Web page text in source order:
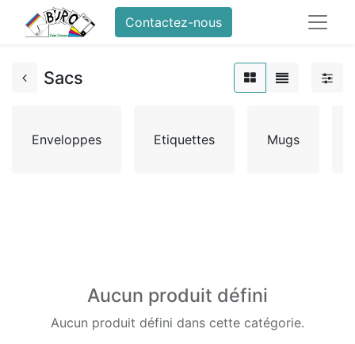
Contactez-nous
Sacs
Enveloppes Etiquettes Mugs
Aucun produit défini
Aucun produit défini dans cette catégorie.